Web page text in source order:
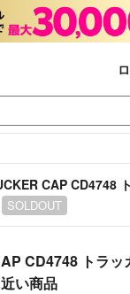
SOLDOUT
CD4748 トラ
い商品